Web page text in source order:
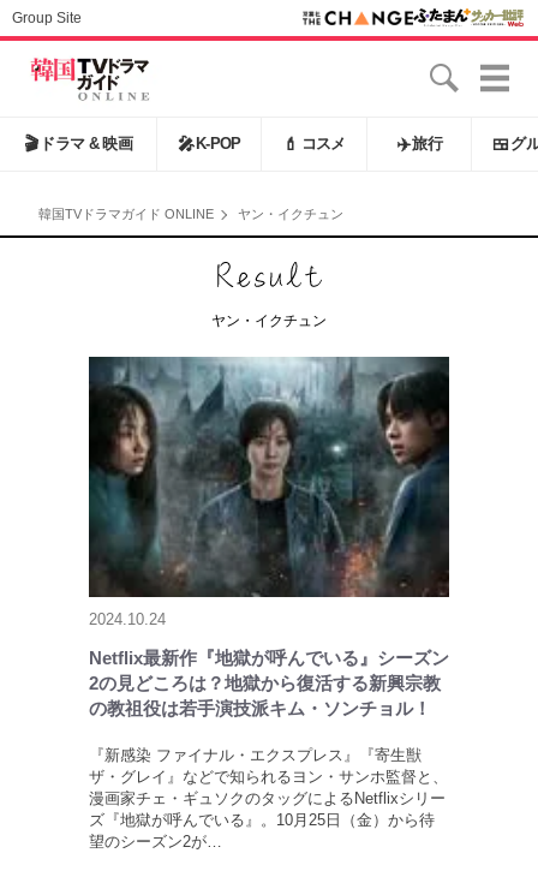
Group Site
🎬 ドラマ & 映画 🎤 K-POP 💄 コスメ ✈️旅行 🍱 グ
韓国TVドラマガイド ONLINE ヤン・イクチュン
ヤン・イクチュン
2024.10.24
Netflix最新作『地獄が呼んでいる』シーズン
2の見どころは？地獄から復活する新興宗教
の教祖役は若手演技派キム・ソンチョル！
『新感染 ファイナル・エクスプレス』『寄生獣
ザ・グレイ』などで知られるヨン・サンホ監督と、
漫画家チェ・ギュソクのタッグによるNetflixシリー
ズ『地獄が呼んでいる』。10月25日（金）から待
望のシーズン2が…